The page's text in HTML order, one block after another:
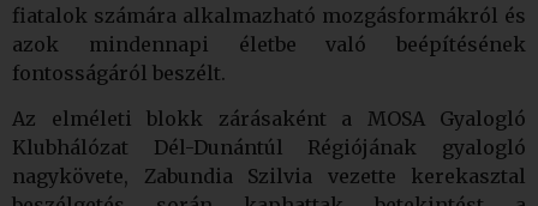
fiatalok számára alkalmazható mozgásformákról és
azok mindennapi életbe való beépítésének
fontosságáról beszélt.
Az elméleti blokk zárásaként a MOSA Gyalogló
Klubhálózat Dél-Dunántúl Régiójának gyalogló
nagykövete, Zabundia Szilvia vezette kerekasztal